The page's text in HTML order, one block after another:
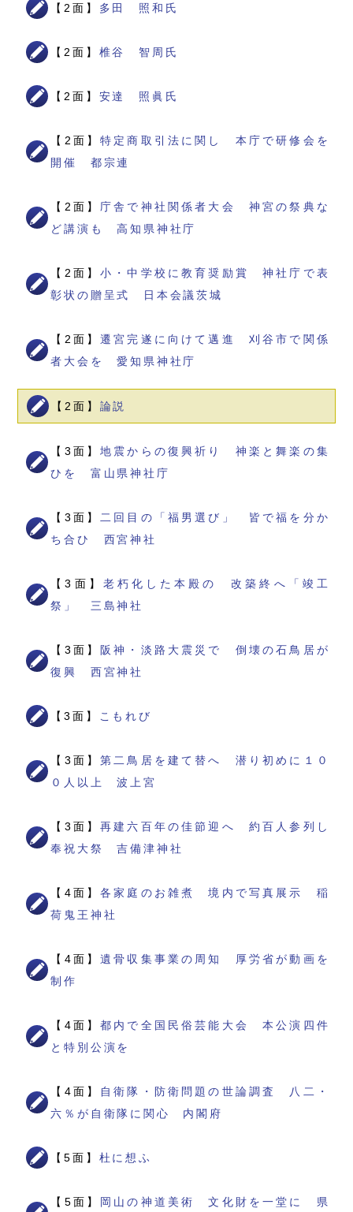
【2面】 多田 照和氏
【2面】 椎谷 智周氏
【2面】 安達 照眞氏
【2面】特定商取引法に関し 本庁で研修会を
開催 都宗連
【2面】 庁舎で神社関係者大会 神宮の祭典な
ど講演も 高知県神社庁
【2面】小・中学校に教育奨励賞 神社庁で表
彰状の贈呈式 日本会議茨城
【2面】遷宮完遂に向けて邁進 刈谷市で関係
者大会を 愛知県神社庁
【2面】 論説
【3面】地震からの復興祈り 神楽と舞楽の集
ひを 富山県神社庁
【3面】
二回目の「福男選び」 皆で福を分か
ち合ひ 西宮神社
【3面】 老朽化した本殿の 改築終へ「竣工
祭」 三島神社
【3面】
阪神・淡路大震災で 倒壊の石鳥居が
復興 西宮神社
【3面】 こもれび
【3面】第二鳥居を建て替へ 潜り初めに１０
０人以上 波上宮
【3面】再建六百年の佳節迎へ 約百人参列し
奉祝大祭 吉備津神社
【4面】各家庭のお雑煮 境内で写真展示 稲
荷鬼王神社
【4面】遺骨収集事業の周知 厚労省が動画を
制作
【4面】都内で全国民俗芸能大会 本公演四件
と特別公演を
【4面】
自衛隊・防衛問題の世論調査 八二・
六％が自衛隊に関心 内閣府
【5面】 杜に想ふ
【5面】
岡山の神道美術 文化財を一堂に 県